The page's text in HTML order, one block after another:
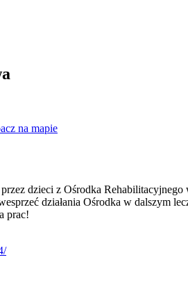
na mapie
dzieci z Ośrodka
działania Ośrodka w dalszym
prac!